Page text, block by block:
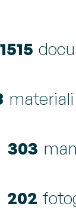
2460
492
328